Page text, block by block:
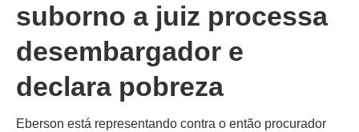
suborno a juiz processa
desembargador e
declara pobreza
Eberson está representando contra o então procurador